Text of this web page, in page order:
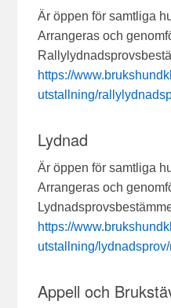
Är öppen för samtliga
Arrangeras och
https://
utstallning/
Lydnad
Är öppen för samtliga
Arrangeras och
https://
utstallning/
Appell och